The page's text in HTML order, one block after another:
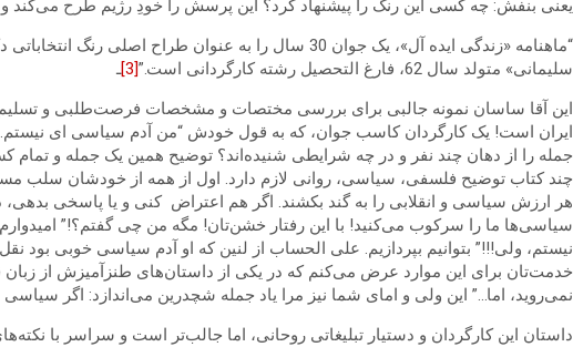
یعنی بنفش: چه کسی این رنگ را پیشنهاد کرد؟ این پرسش را خودِ رژیم طرح می‌کند
“ماهنامه «زندگی ایده آل»، یک جوان 30 سال را به عنوان
سلیمانی» متولد سال 62، فارغ التحصیل رشته کارگردانی است.”
[3]
ـ
این آقا ساسان نمونه جالبی برای بررسی مختصات و مشخصات فرصت‌طلبی و
ایران است! یک کارگردان کاسب جوان، که به قول خودش “من آدم سیاسی ای نیستم.
جمله را از دهان چند نفر و در چه شرایطی شنیده‌اند؟ توضیح همین یک جمله و
چند کتاب توضیح فلسفی، سیاسی، روانی لازم دارد. اول از همه از خودشان سلب
هر ارزش سیاسی و انقلابی را به گند بکشند. اگر هم اعتراض کنی و یا پاسخی
سیاسی‌ها ما را سرکوب می‌کنید! با این رفتار خشن‌تان! مگه من چی گفتم؟!”
نیستم، ولی!!!” بتوانیم بپردازیم. علی الحساب از لنین که او آدم سیاسی خوبی
خدمت‌تان برای این موارد عرض می‌کنم که در یکی از داستان‌های طنزآمیزش از
نمی‌روید، اما…” این ولی و امای شما نیز مرا یاد جمله شچدرین می‌اندازد: اگر
داستان این کارگردان و دستیار تبلیغاتی روحانی، اما جالب‌تر است و سراسر با